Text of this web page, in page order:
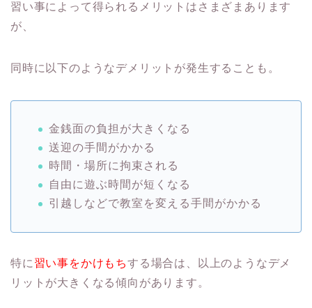
習い事によって得られるメリットはさまざまあります
が、
同時に以下のようなデメリットが発生することも。
金銭面の負担が大きくなる
送迎の手間がかかる
時間・場所に拘束される
自由に遊ぶ時間が短くなる
引越しなどで教室を変える手間がかかる
特に 習い事をかけもちする場合は、以上のようなデメ
リットが大きくなる傾向があります。